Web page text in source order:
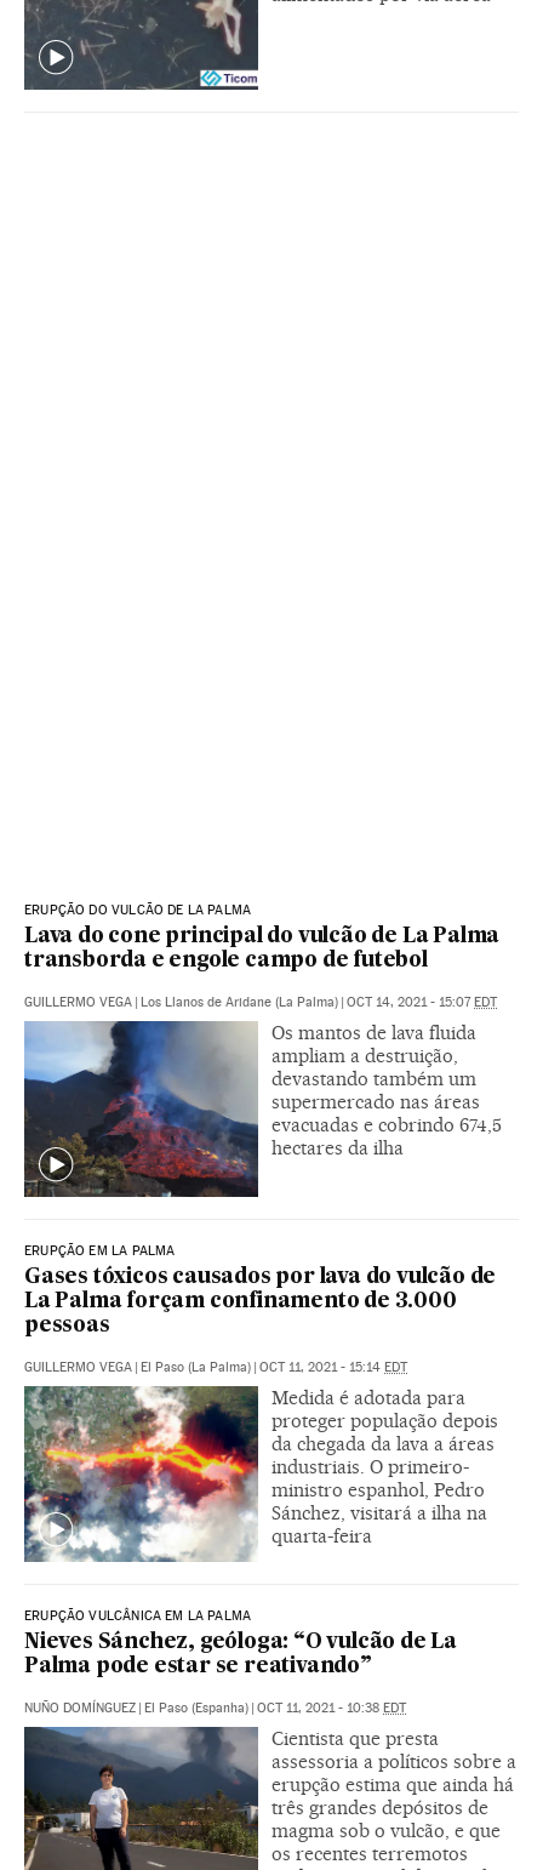
ERUPÇÃO DO VULCÃO DE LA PALMA
Lava do cone principal do vulcão de La Palma
transborda e engole campo de futebol
GUILLERMO VEGA | Los Llanos de Aridane (La Palma) | OCT 14, 2021 - 15:07EDT
Os mantos de lava fluida
ampliam a destruição,
devastando também um
supermercado nas áreas
evacuadas e cobrindo 674,5
hectares da ilha
ERUPÇÃO EM LA PALMA
Gases tóxicos causados por lava do vulcão de
La Palma forçam confinamento de 3.000
pessoas
GUILLERMO VEGA | El Paso (La Palma) | OCT 11, 2021 - 15:14 EDT
Medida é adotada para
proteger população depois
da chegada da lava a áreas
industriais. O primeiro-
ministro espanhol, Pedro
Sánchez, visitará a ilha na
quarta-feira
ERUPÇÃO VULCÂNICA EM LA PALMA
Nieves Sánchez, geóloga: “O vulcão de La
Palma pode estar se reativando”
NUÑO DOMÍNGUEZ | El Paso (Espanha) | OCT 11, 2021 - 10:38 EDT
Cientista que presta
assessoria a políticos sobre a
erupção estima que ainda há
três grandes depósitos de
magma sob o vulcão, e que
os recentes terremotos